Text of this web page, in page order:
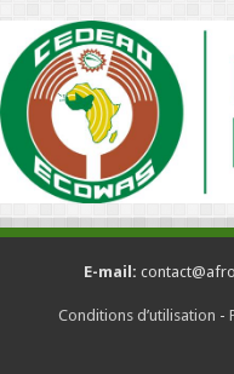
E-mail:
Conditions d’utilisation -